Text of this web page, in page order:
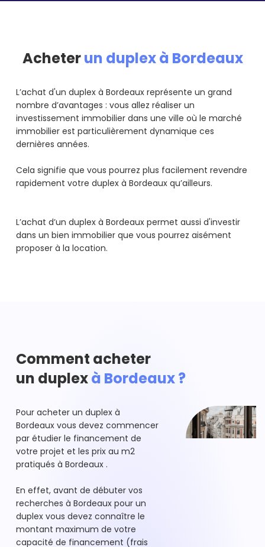
Acheterun duplex à Bordeaux
L’achat d'un duplex à Bordeaux représente un grand
nombre d’avantages : vous allez réaliser un
investissement immobilier dans une ville où le marché
immobilier est particulièrement dynamique ces
dernières années.
Cela signifie que vous pourrez plus facilement revendre
rapidement votre duplex à Bordeaux qu’ailleurs.
L’achat d’un duplex à Bordeaux permet aussi d'investir
dans un bien immobilier que vous pourrez aisément
proposer à la location.
Comment acheter
un duplexà Bordeaux ?
Pour acheter un duplex à
Bordeaux vous devez commencer
par étudier le financement de
votre projet et les prix au m2
pratiqués à Bordeaux .
En effet, avant de débuter vos
recherches à Bordeaux pour un
duplex vous devez connaître le
montant maximum de votre
capacité de financement (frais